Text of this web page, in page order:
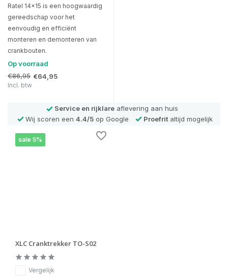
Ratel 14x15 is een hoogwaardig
gereedschap voor het
eenvoudig en efficiënt
monteren en demonteren van
crankbouten.
Op voorraad
€86,95 €64,95
Incl. btw
Service en rijklare aflevering aan huis
Wij scoren een 4.4/5op Google Proefritaltijd mogelijk
sale 5%
XLC Cranktrekker TO-S02
Vergelijk